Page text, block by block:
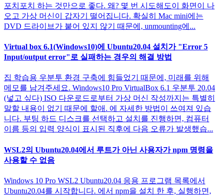
포치포치 하는 것만으로 좋다. 왜? 몇 번 시도해도이 화면이 나
오고 가상 머신이 갑자기 떨어집니다. 확실히 Mac mini에는
DVD 드라이브가 붙어 있지 않기 때문에, unmounting에...
Virtual box 6.1(Windows10)에 Ubuntu20.04 설치가 "Error 5
Input/output error"로 실패하는 경우의 해결 방법
집 학습용 우분투 환경 구축에 힘들었기 때문에, 미래를 위해
메모를 남겨주세요. Windows10 Pro VirtualBox 6.1 우분투 20.04
(넣고 싶다) ISO 다운로드로부터 가상 머신 작성까지는 특별히
말할 내용이 없기 때문에 할애. 에 자세한 방법이 쓰여져 있습
니다. 부팅 하드 디스크를 선택하고 설치를 진행하면, 컴퓨터
이름 등의 입력 양식이 표시된 직후에 다음 오류가 발생했습...
WSL2의 Ubuntu20.04에서 루트가 아닌 사용자가 npm 명령을
사용할 수 없음
Windows 10 Pro WSL2 Ubuntu20.04 응용 프로그램 목록에서
Ubuntu20.04를 시작합니다. 에서 npm을 설치 한 후, 실행하면,